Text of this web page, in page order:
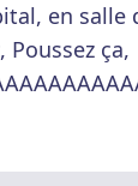
en salle
Poussez ça,